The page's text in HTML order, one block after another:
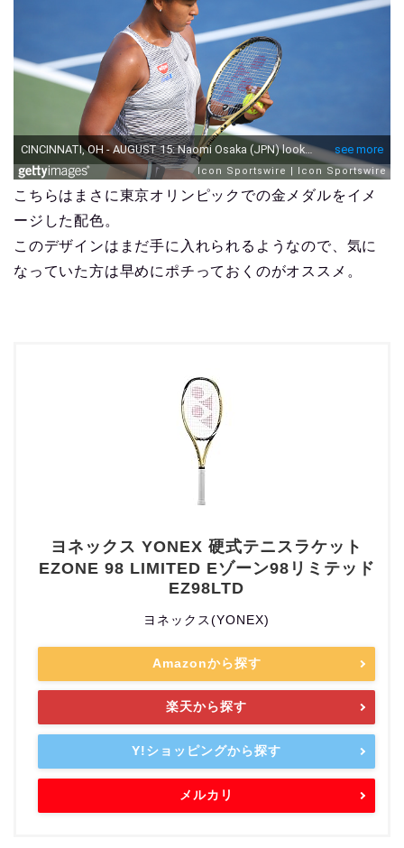
こちらはまさに東京オリンピックでの金メダルをイメ
ージした配色。
このデザインはまだ手に入れられるようなので、気に
なっていた方は早めにポチっておくのがオススメ。
ヨネックス YONEX 硬式テニスラケット
EZONE 98 LIMITED Eゾーン98リミテッド
EZ98LTD
ヨネックス(YONEX)
Amazonから探す
楽天から探す
Y!ショッピングから探す
メルカリ